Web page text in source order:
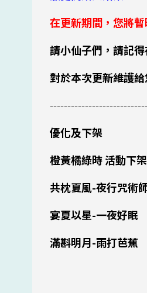
在更新期間，您將
請小仙子們，請記
對於本次更新維護
優化及下架
橙黃橘綠時 活動下
共枕夏風-夜行咒術
宴夏以星-一夜好眠
滿斟明月-雨打芭蕉